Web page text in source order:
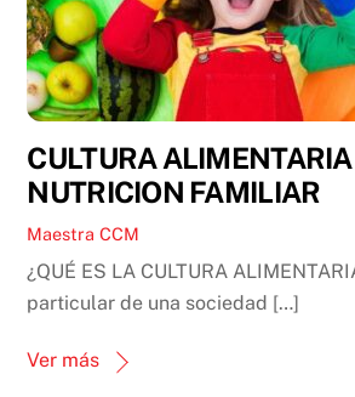
CULTURA ALIMENTARIA
NUTRICION FAMILIAR
Maestra CCM
¿QUÉ ES LA CULTURA
particular de una sociedad […]
Ver más